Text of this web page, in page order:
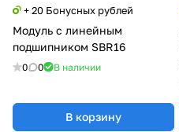
+ 20 Бонусных рублей
Модуль с линейным
подшипником SBR16
0 0 В наличии
В корзину